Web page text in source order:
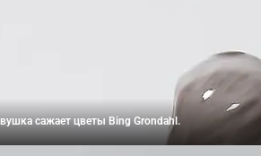
сажает цветы Bing Grondahl.